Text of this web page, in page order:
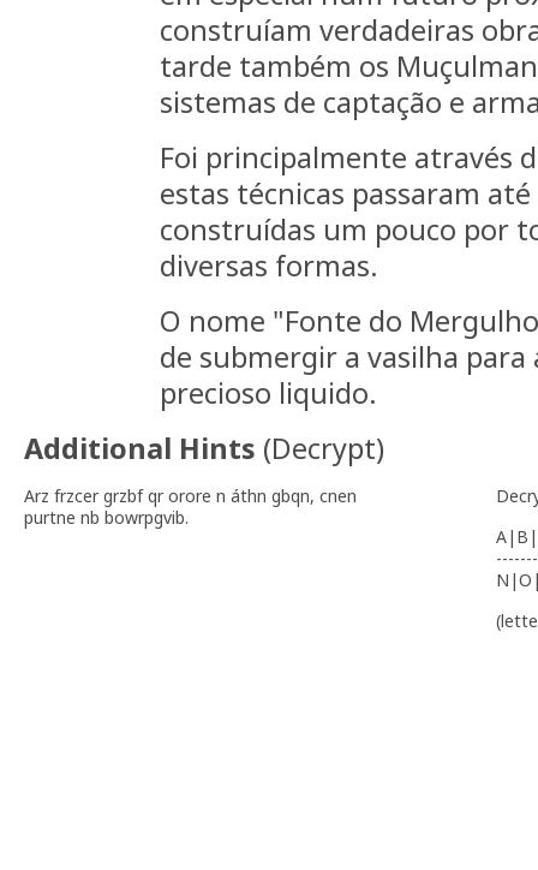
construíam verdadeiras
tarde também os
sistemas de captação e
Foi principalmente através
estas técnicas passaram
construídas um pouco por
diversas formas.
O nome "Fonte do
de submergir a vasilha
precioso liquido.
Additional Hints (Decrypt)
Arz frzcer grzbf qr orore n áthn gbqn, cnen
purtne nb bowrpgvib.